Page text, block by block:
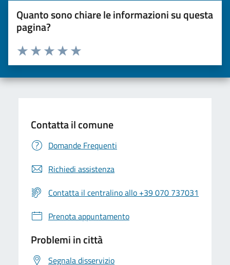
Quanto sono chiare le informazioni su questa
pagina?
Valuta da 1 a 5 stelle la pagina
Valuta 5 stelle su 5
Valuta 4 stelle su 5
Valuta 3 stelle su 5
Valuta 2 stelle su 5
Valuta una stella su 5
Contatta il comune
Domande Frequenti
Richiedi assistenza
Contatta il centralino allo +39 070 737031
Prenota appuntamento
Problemi in città
Segnala disservizio